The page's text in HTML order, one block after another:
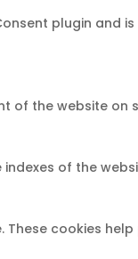
plugin
of the website
of the
cookies